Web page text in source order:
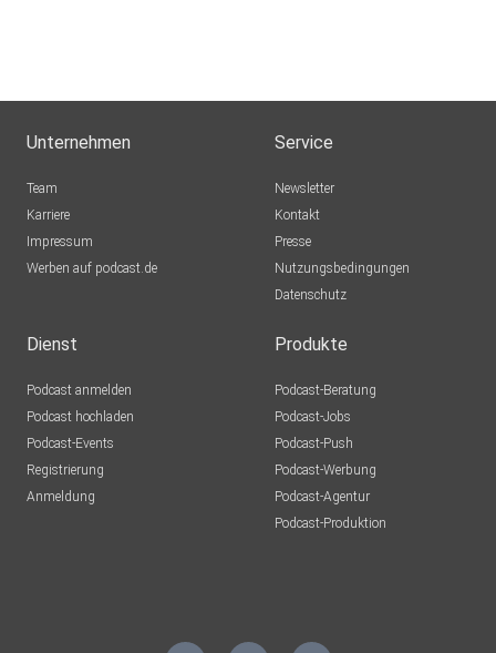
Unternehmen
Team
Karriere
Impressum
Werben auf podcast.de
Service
Newsletter
Kontakt
Presse
Nutzungsbedingungen
Datenschutz
Dienst
Podcast anmelden
Podcast hochladen
Podcast-Events
Registrierung
Anmeldung
Produkte
Podcast-Beratung
Podcast-Jobs
Podcast-Push
Podcast-Werbung
Podcast-Agentur
Podcast-Produktion